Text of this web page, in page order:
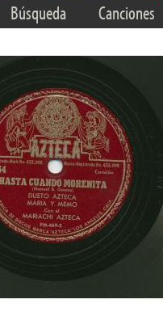
Búsqueda Canciones